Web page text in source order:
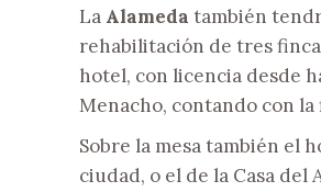
La Alameda también
rehabilitación de tres
hotel, con licencia desde
Menacho, contando con
Sobre la mesa también el
ciudad, o el de la Casa del